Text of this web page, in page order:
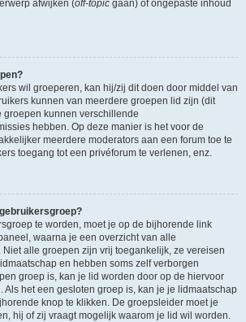
afwijken (off-topic gaan) of ongepaste inhoud
wil groeperen, kan hij/zij dit doen door middel van
kunnen van meerdere groepen lid zijn (dit
groepen kunnen verschillende
hebben. Op deze manier is het voor de
meerdere moderators aan een forum toe te
toegang tot een privéforum te verlenen, enz.
te worden, moet je op de bijhorende link
waarna je een overzicht van alle
alle groepen zijn vrij toegankelijk, ze vereisen
en hebben soms zelf verborgen
groep is, kan je lid worden door op de hiervoor
Als het een gesloten groep is, kan je je lidmaatschap
knop te klikken. De groepsleider moet je
hij of zij vraagt mogelijk waarom je lid wil worden.